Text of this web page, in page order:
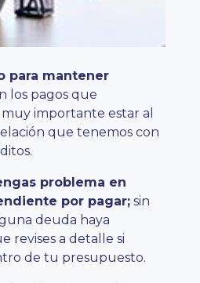
para mantener
los pagos que
importante estar al
que tenemos con
problema en
por pagar; sin
deuda haya
revises a detalle si
de tu presupuesto.